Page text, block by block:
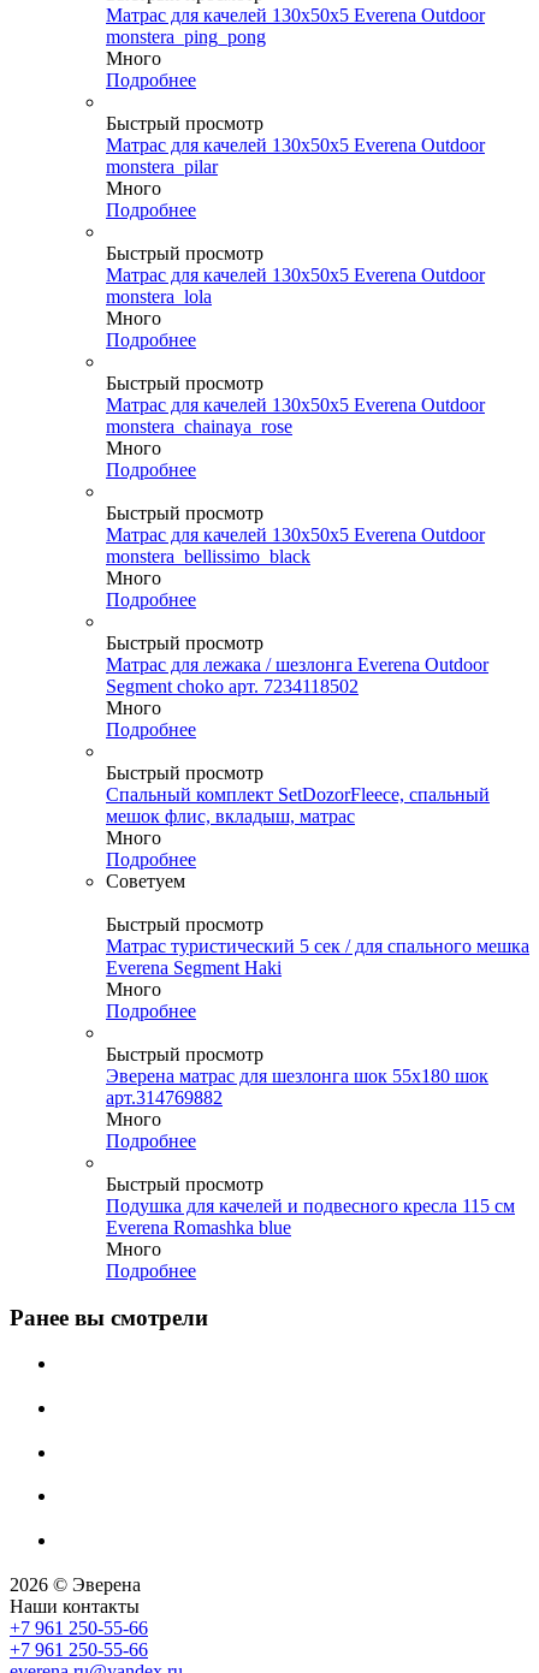
Матрас для качелей 130х50х5 Everena Outdoor
monstera_ping_pong
Много
Подробнее
Быстрый просмотр
Матрас для качелей 130х50х5 Everena Outdoor
monstera_pilar
Много
Подробнее
Быстрый просмотр
Матрас для качелей 130х50х5 Everena Outdoor
monstera_lola
Много
Подробнее
Быстрый просмотр
Матрас для качелей 130х50х5 Everena Outdoor
monstera_chainaya_rose
Много
Подробнее
Быстрый просмотр
Матрас для качелей 130х50х5 Everena Outdoor
monstera_bellissimo_black
Много
Подробнее
Быстрый просмотр
Матрас для лежака / шезлонга Everena Outdoor
Segment choko арт. 7234118502
Много
Подробнее
Быстрый просмотр
Спальный комплект SetDozorFleece, спальный
мешок флис, вкладыш, матрас
Много
Подробнее
Советуем
Быстрый просмотр
Матрас туристический 5 сек / для спального мешка
Everena Segment Haki
Много
Подробнее
Быстрый просмотр
Эверена матрас для шезлонга шок 55х180 шок
арт.314769882
Много
Подробнее
Быстрый просмотр
Подушка для качелей и подвесного кресла 115 см
Everena Romashka blue
Много
Подробнее
Ранее вы смотрели
2026 © Эверена
Наши контакты
+7 961 250-55-66
+7 961 250-55-66